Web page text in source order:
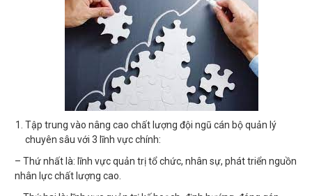
Tập trung vào nâng cao chất lượng đội ngũ cán bộ quản lý
chuyên sâu với 3 lĩnh vực chính:
– Thứ nhất là: lĩnh vực quản trị tổ chức, nhân sự, phát triển nguồn
nhân lực chất lượng cao.